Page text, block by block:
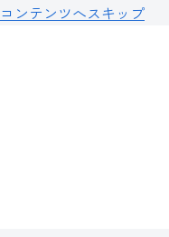
コンテンツへスキップ